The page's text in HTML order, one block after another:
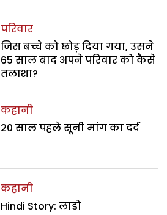
परिवार
जिस बच्चे को छोड़ दिया गया, उसने
65 साल बाद अपने परिवार को कैसे
तलाशा?
कहानी
20 साल पहले सूनी मांग का दर्द
कहानी
Hindi Story: लाडो